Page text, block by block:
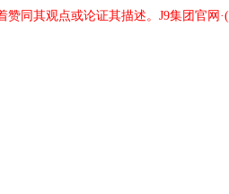
同其观点或论证其描述。J9集团官